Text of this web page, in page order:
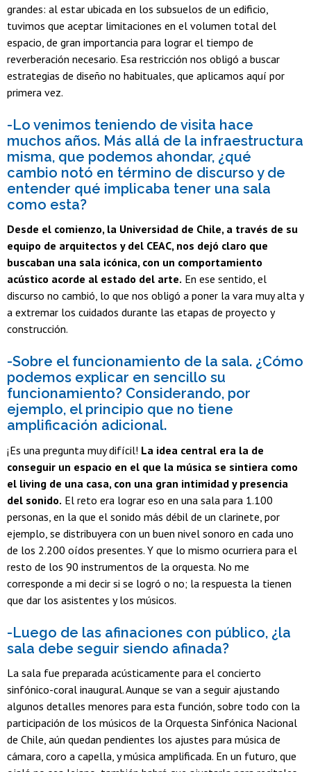
grandes: al estar ubicada en los subsuelos de un edificio,
tuvimos que aceptar limitaciones en el volumen total del
espacio, de gran importancia para lograr el tiempo de
reverberación necesario. Esa restricción nos obligó a buscar
estrategias de diseño no habituales, que aplicamos aquí por
primera vez.
-Lo venimos teniendo de visita hace
muchos años. Más allá de la infraestructura
misma, que podemos ahondar, ¿qué
cambio notó en término de discurso y de
entender qué implicaba tener una sala
como esta?
Desde el comienzo, la Universidad de Chile, a través de su
equipo de arquitectos y del CEAC, nos dejó claro que
buscaban una sala icónica, con un comportamiento
acústico acorde al estado del arte. En ese sentido, el
discurso no cambió, lo que nos obligó a poner la vara muy alta y
a extremar los cuidados durante las etapas de proyecto y
construcción.
-Sobre el funcionamiento de la sala. ¿Cómo
podemos explicar en sencillo su
funcionamiento? Considerando, por
ejemplo, el principio que no tiene
amplificación adicional.
¡Es una pregunta muy difícil! La idea central era la de
conseguir un espacio en el que la música se sintiera como
el living de una casa, con una gran intimidad y presencia
del sonido. El reto era lograr eso en una sala para 1.100
personas, en la que el sonido más débil de un clarinete, por
ejemplo, se distribuyera con un buen nivel sonoro en cada uno
de los 2.200 oídos presentes. Y que lo mismo ocurriera para el
resto de los 90 instrumentos de la orquesta. No me
corresponde a mi decir si se logró o no; la respuesta la tienen
que dar los asistentes y los músicos.
-Luego de las afinaciones con público, ¿la
sala debe seguir siendo afinada?
La sala fue preparada acústicamente para el concierto
sinfónico-coral inaugural. Aunque se van a seguir ajustando
algunos detalles menores para esta función, sobre todo con la
participación de los músicos de la Orquesta Sinfónica Nacional
de Chile, aún quedan pendientes los ajustes para música de
cámara, coro a capella, y música amplificada. En un futuro, que